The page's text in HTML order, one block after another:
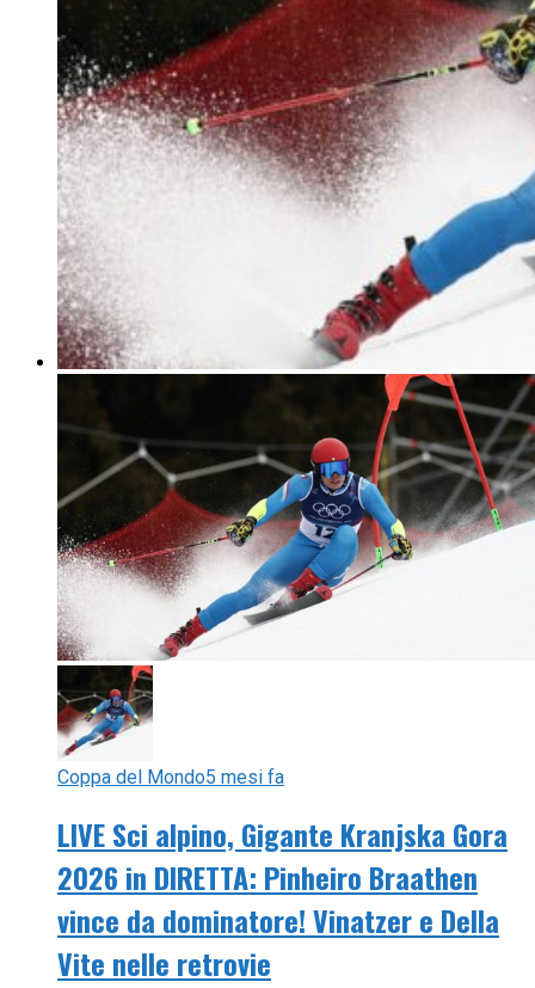
Coppa del Mondo5 mesi fa
LIVE Sci alpino, Gigante Kranjska Gora
2026 in DIRETTA: Pinheiro Braathen
vince da dominatore! Vinatzer e Della
Vite nelle retrovie